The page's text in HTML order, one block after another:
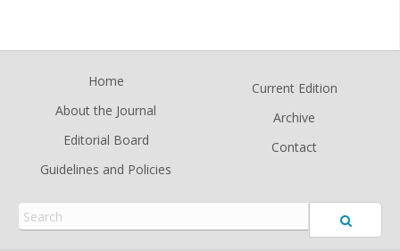
Home
About the Journal
Editorial Board
Guidelines and Policies
Current Edition
Archive
Contact